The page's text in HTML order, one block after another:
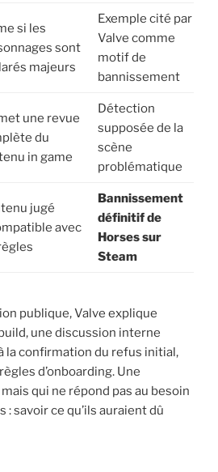
si les
sont
majeurs
Exemple cité par
Valve comme
motif de
bannissement
une revue
du
in game
Détection
supposée de la
scène
problématique
jugé
avec
Bannissement
définitif de
Horses sur
Steam
publique, Valve explique
une discussion interne
la confirmation du refus initial,
d’onboarding. Une
qui ne répond pas au besoin
savoir ce qu’ils auraient dû